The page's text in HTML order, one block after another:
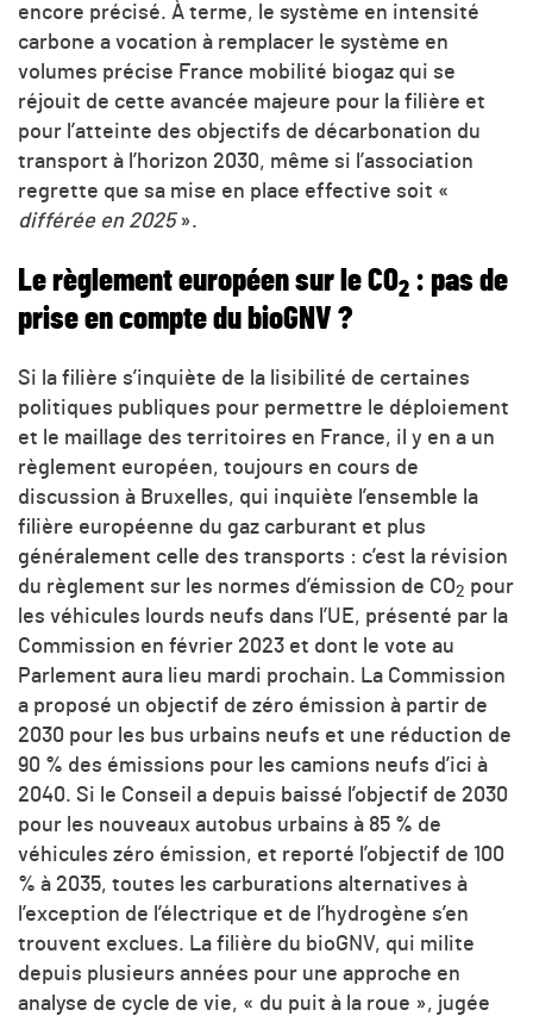
encore précisé. À terme, le système en intensité
carbone a vocation à remplacer le système en
volumes précise France mobilité biogaz qui se
réjouit de cette avancée majeure pour la filière et
pour l’atteinte des objectifs de décarbonation du
transport à l’horizon 2030, même si l’association
regrette que sa mise en place effective soit «
différée en 2025».
Le règlement européen sur le CO2 : pas de
prise en compte du bioGNV ?
Si la filière s’inquiète de la lisibilité de certaines
politiques publiques pour permettre le déploiement
et le maillage des territoires en France, il y en a un
règlement européen, toujours en cours de
discussion à Bruxelles, qui inquiète l’ensemble la
filière européenne du gaz carburant et plus
généralement celle des transports : c’est la révision
du règlement sur les normes d’émission de CO2 pour
les véhicules lourds neufs dans l’UE, présenté par la
Commission en février 2023 et dont le vote au
Parlement aura lieu mardi prochain. La Commission
a proposé un objectif de zéro émission à partir de
2030 pour les bus urbains neufs et une réduction de
90 % des émissions pour les camions neufs d’ici à
2040. Si le Conseil a depuis baissé l’objectif de 2030
pour les nouveaux autobus urbains à 85 % de
véhicules zéro émission, et reporté l’objectif de 100
% à 2035, toutes les carburations alternatives à
l’exception de l’électrique et de l’hydrogène s’en
trouvent exclues. La filière du bioGNV, qui milite
depuis plusieurs années pour une approche en
analyse de cycle de vie, « du puit à la roue », jugée